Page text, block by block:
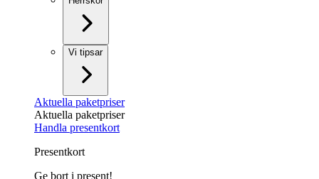
Vi tipsar
Aktuella paketpriser
Aktuella paketpriser
Handla presentkort
Presentkort
Ge bort i present!